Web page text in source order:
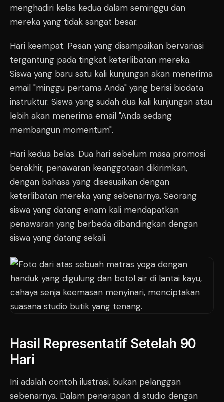
menghadiri kelas kedua dalam seminggu dan
mereka yang tidak sangat besar.
Hari keempat. Pesan yang disampaikan bervariasi
tergantung pada tingkat keterlibatan mereka.
Siswa yang baru satu kali kunjungan akan menerima
email "minggu pertama Anda" yang berisi biodata
instruktur. Siswa yang sudah dua kali kunjungan atau
lebih akan menerima email "Anda sedang
membangun momentum".
Hari kedua belas. Dua hari sebelum masa promosi
berakhir, penawaran keanggotaan dikirimkan,
dengan bahasa yang disesuaikan dengan
keterlibatan mereka yang sebenarnya. Seorang
siswa yang datang enam kali mendapatkan
penawaran yang berbeda dibandingkan dengan
siswa yang datang sekali.
Hasil Representatif Setelah 90
Hari
Ini adalah contoh ilustrasi, bukan pelanggan
sebenarnya. Dalam penerapan di studio dengan